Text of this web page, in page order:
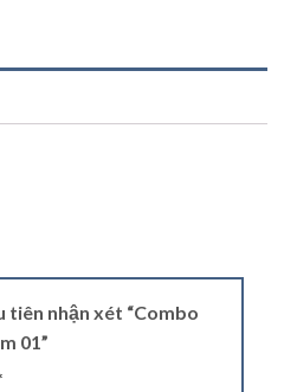
tiên nhận xét “Combo
01”